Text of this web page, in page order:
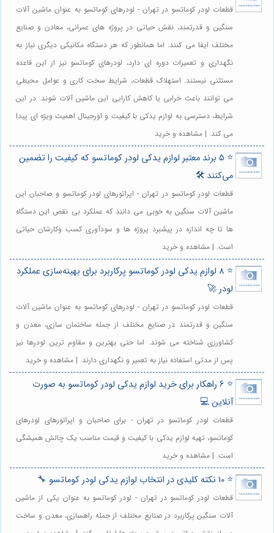
قطعات لودر کوماتسو در تهران - لودرهای کوماتسو به عنوان ماشین آلات
سنگین و قدرتمند، نقش حیاتی در پروژه های عمرانی، معادن و صنایع
مختلف ایفا می کنند. اما همانطور که هر دستگاه مکانیکی دیگری نیاز به
نگهداری و تعمیرات دوره ای دارد، لودرهای کوماتسو نیز از این قاعده
مستثنی نیستند. استهلاک قطعات، شرایط سخت کاری و عوامل محیطی
می توانند باعث خرابی یا کاهش کارایی این ماشین آلات شوند. در این
شرایط، دسترسی به لوازم یدکی با کیفیت و اورجینال اهمیت ویژه ای پیدا
می کند. | مشاهده و خرید
⭐️ 5 برند معتبر لوازم یدکی لودر کوماتسو که کیفیت را تضمین
می‌کنند 🛠️
قطعات لودر کوماتسو در تهران - اپراتورهای لودر کوماتسو و صاحبان این
ماشین آلات سنگین به خوبی می دانند که عملکرد بی نقص این دستگاه
ها تا چه اندازه در پیشبرد پروژه ها و سودآوری کسب وکارشان حیاتی
است. | مشاهده و خرید
⭐️ 8 لوازم یدکی لودر کوماتسو پرکاربرد برای بهینه‌سازی عملکرد
لودر 🚀
قطعات لودر کوماتسو در تهران - لودرهای کوماتسو به عنوان ماشین آلات
سنگین و قدرتمند در صنایع مختلف از جمله ساختمان سازی، معدن و
کشاورزی شناخته می شوند. اما حتی بهترین و مقاوم ترین لودرها نیز
پس از مدتی استفاده نیاز به تعمیر و نگهداری دارند. | مشاهده و خرید
⭐️ 6 راهکار برای خرید لوازم یدکی لودر کوماتسو به صورت
آنلاین 💻
قطعات لودر کوماتسو در تهران - برای صاحبان و اپراتورهای لودرهای
کوماتسو، تهیه لوازم یدکی با کیفیت و قیمت مناسب یک چالش همیشگی
است. | مشاهده و خرید
⭐️ 10 نکته کلیدی در انتخاب لوازم یدکی لودر کوماتسو 🔧
قطعات لودر کوماتسو در تهران - لودر کوماتسو به عنوان یکی از ماشین
آلات سنگین پرکاربرد در صنایع مختلف از جمله راهسازی، معدن و ساخت